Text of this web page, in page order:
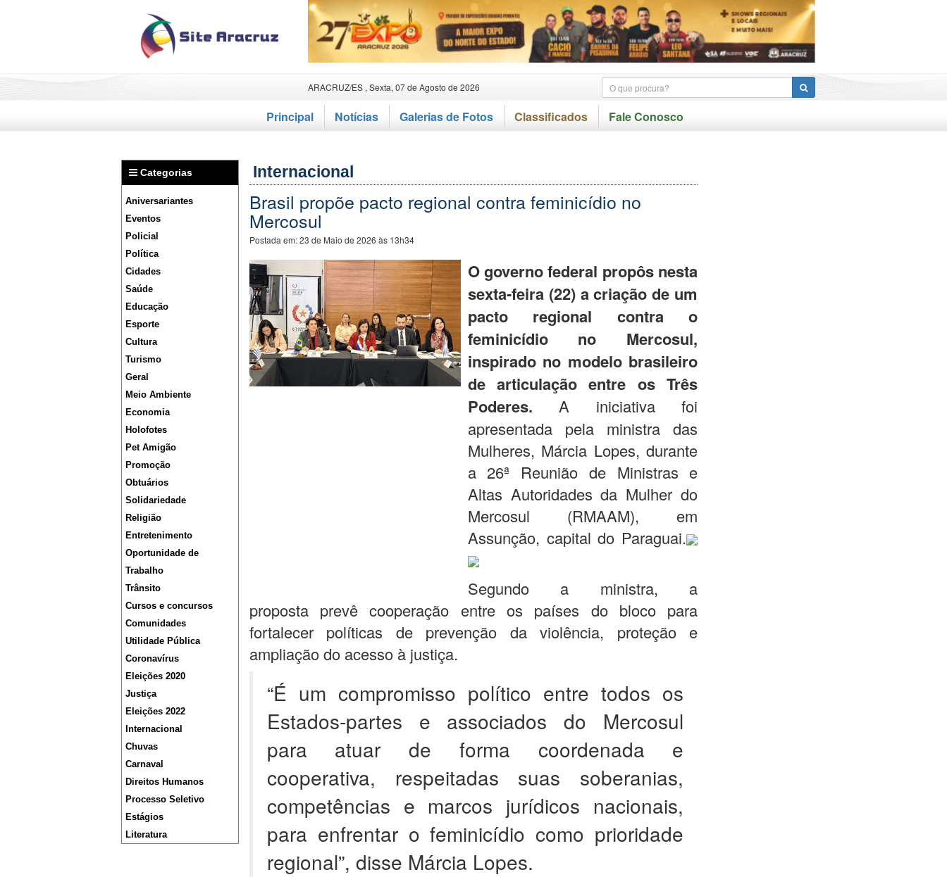
ARACRUZ/ES , Sexta, 07 de Agosto de 2026
Principal Notícias Galerias de Fotos Classificados Fale Conosco
Categorias
Aniversariantes
Eventos
Policial
Política
Cidades
Saúde
Educação
Esporte
Cultura
Turismo
Geral
Meio Ambiente
Economia
Holofotes
Pet Amigão
Promoção
Obtuários
Solidariedade
Religião
Entretenimento
Oportunidade de
Trabalho
Trânsito
Cursos e concursos
Comunidades
Utilidade Pública
Coronavírus
Eleições 2020
Justiça
Eleições 2022
Internacional
Chuvas
Carnaval
Direitos Humanos
Processo Seletivo
Estágios
Literatura
Internacional
Brasil propõe pacto regional contra feminicídio no
Mercosul
Postada em:23 de Maio de 2026 às 13h34
O governo federal propôs nesta
sexta-feira (22) a criação de um
pacto regional contra o
feminicídio no Mercosul,
inspirado no modelo brasileiro
de articulação entre os Três
Poderes. A iniciativa foi
apresentada pela ministra das
Mulheres, Márcia Lopes, durante
a 26ª Reunião de Ministras e
Altas Autoridades da Mulher do
Mercosul (RMAAM), em
Assunção, capital do Paraguai.
Segundo a ministra, a
proposta prevê cooperação entre os países do bloco para
fortalecer políticas de prevenção da violência, proteção e
ampliação do acesso à justiça.
“É um compromisso político entre todos os
Estados-partes e associados do Mercosul
para atuar de forma coordenada e
cooperativa, respeitadas suas soberanias,
competências e marcos jurídicos nacionais,
para enfrentar o feminicídio como prioridade
regional”, disse Márcia Lopes.